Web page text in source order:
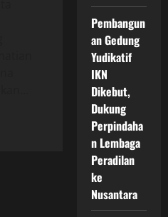
Pembangun
an Gedung
Yudikatif
IKN
Dikebut,
Dukung
Perpindaha
n Lembaga
Peradilan
ke
Nusantara